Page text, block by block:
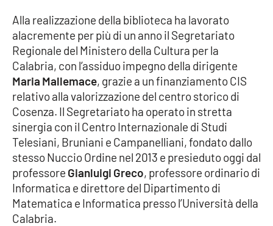
Good Morning Vietnam
Parchi Marini Calabria
Leggendo Alvaro insieme
Imprese Di Calabria
Le perfidie di Antonella Grippo
Venti di comunicazione
Alla realizzazione della biblioteca ha lavorato
alacremente per più di un anno il Segretariato
Regionale del Ministero della Cultura per la
Calabria, con l’assiduo impegno della dirigente
Maria Mallemace, grazie a un finanziamento CIS
relativo alla valorizzazione del centro storico di
Cosenza. Il Segretariato ha operato in stretta
sinergia con il Centro Internazionale di Studi
Telesiani, Bruniani e Campanelliani, fondato dallo
stesso Nuccio Ordine nel 2013 e presieduto oggi dal
professore Gianluigi Greco, professore ordinario di
Informatica e direttore del Dipartimento di
Matematica e Informatica presso l’Università della
Calabria.